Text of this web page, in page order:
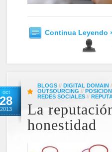
Continua Leyendo
oct
28
2013
BLOGS // DIGITAL DOMAIN
OUTSOURCING //
REDES SOCIALES //
La
honestidad